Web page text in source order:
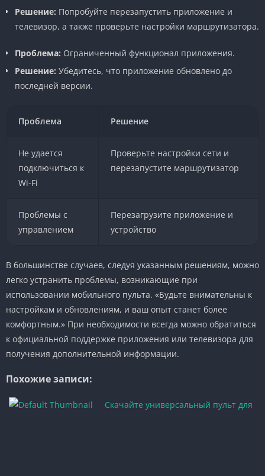
Решение: Попробуйте перезапустить приложение и
телевизор, а также проверьте настройки маршрутизатора.
Проблема: Ограниченный функционал приложения.
Решение: Убедитесь, что приложение обновлено до
последней версии.
Проблема Решение
Не удается
подключиться к
Wi-Fi
Проверьте настройки сети и
перезапустите маршрутизатор
Проблемы с
управлением
Перезагрузите приложение и
устройство
В большинстве случаев, следуя указанным решениям, можно
легко устранить проблемы, возникающие при
использовании мобильного пульта. «Будьте внимательны к
настройкам и обновлениям, и ваш опыт станет более
комфортным.» При необходимости всегда можно обратиться
к официальной поддержке приложения или телевизора для
получения дополнительной информации.
Похожие записи:
Скачайте универсальный пульт для